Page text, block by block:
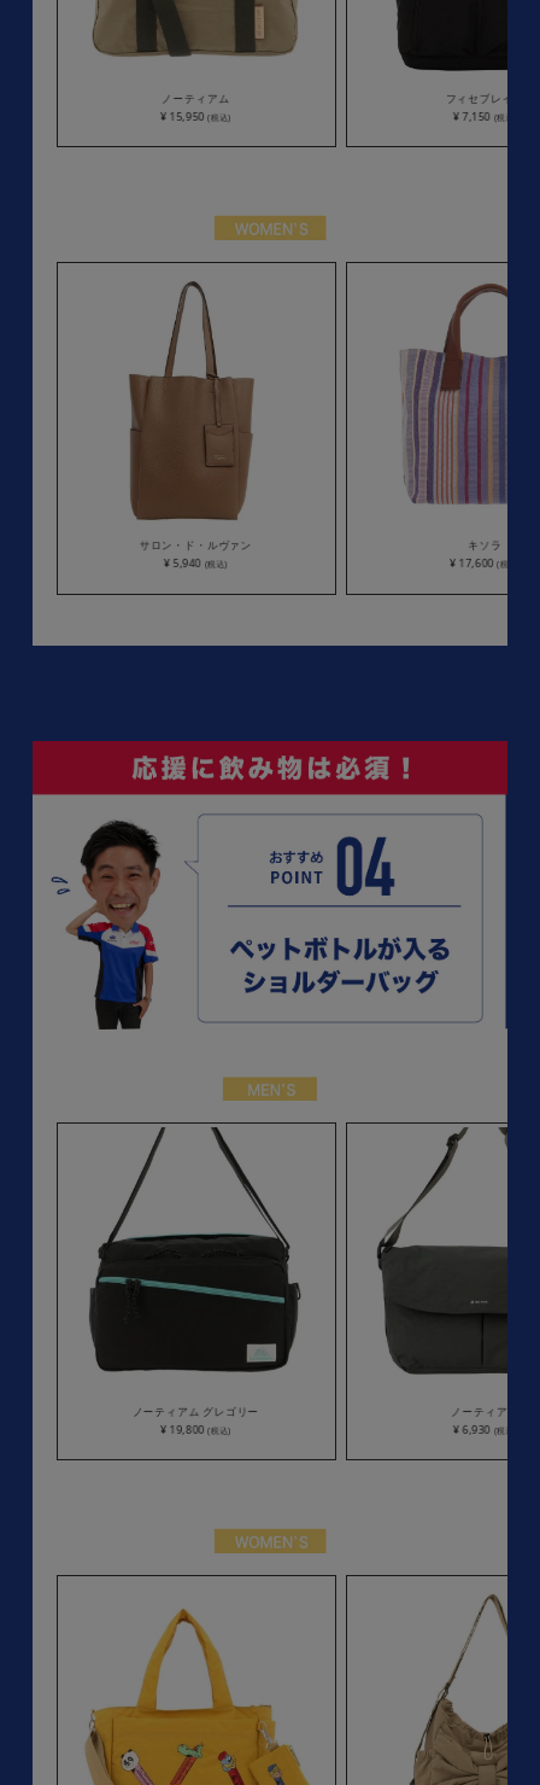
ノーティアム
¥ 15,950 (税込)
フィセブレイブ
¥ 7,150 (税込)
サロン・ド・ルヴァン
¥ 5,940 (税込)
キソラ
¥ 17,600 (税込)
ノーティアム グレゴリー
¥ 19,800 (税込)
ノーティアム
¥ 6,930 (税込)